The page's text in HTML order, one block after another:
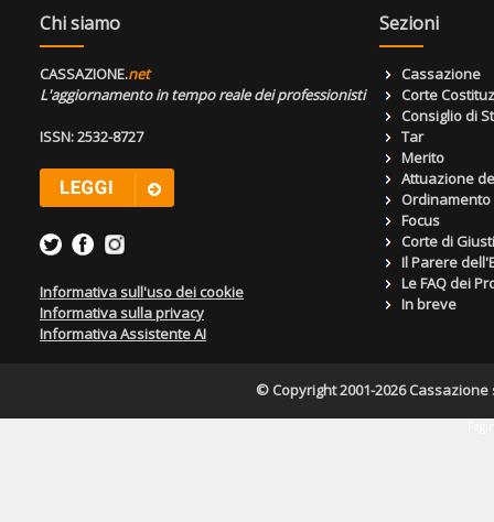
Chi siamo
CASSAZIONE.net
L'aggiornamento in tempo reale dei professionisti
ISSN: 2532-8727
Informativa sull'uso dei cookie
Informativa sulla privacy
Informativa Assistente AI
Sezioni
Cassazione
Corte
Consiglio di
Tar
Merito
Attuazione
Focus
Corte di
Il Parere
Le FAQ dei
In breve
© Copyright 2001-2026 Cassazione